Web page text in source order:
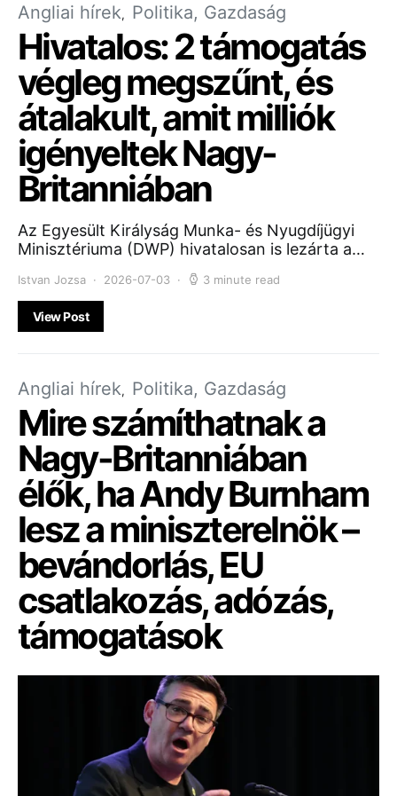
Angliai hírek Politika, Gazdaság
Hivatalos: 2 támogatás
végleg megszűnt, és
átalakult, amit milliók
igényeltek Nagy-
Britanniában
Az Egyesült Királyság Munka- és Nyugdíjügyi
Minisztériuma (DWP) hivatalosan is lezárta a…
Istvan Jozsa 2026-07-03 3 minute read
View Post
Angliai hírek Politika, Gazdaság
Mire számíthatnak a
Nagy-Britanniában
élők, ha Andy Burnham
lesz a miniszterelnök –
bevándorlás, EU
csatlakozás, adózás,
támogatások